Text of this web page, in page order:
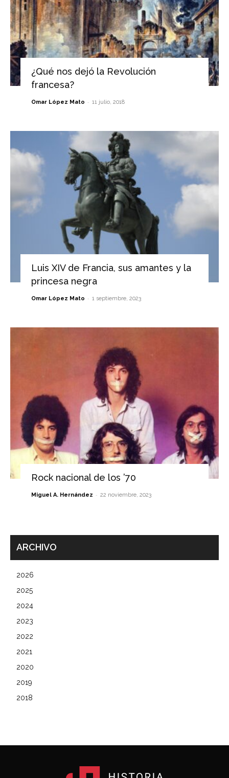
¿Qué nos dejó la Revolución
francesa?
Omar López Mato - 11 julio, 2018
Luis XIV de Francia, sus amantes y la
princesa negra
Omar López Mato - 1 septiembre, 2023
Rock nacional de los ’70
Miguel A. Hernández - 22 noviembre, 2023
ARCHIVO
2026
2025
2024
2023
2022
2021
2020
2019
2018